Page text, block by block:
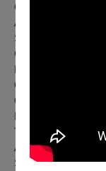
Great Art Thou, O
Alleluia｜Ivo
Sonnet no.12｜
Canticum Novum｜
Hope is the Thing
Come to me｜Ivo
Õhtu Ilu｜Pärt
Du Dob Dob｜arr.
Tykus Tykus｜
Anoj Pusėj
Sakura｜日本古謠